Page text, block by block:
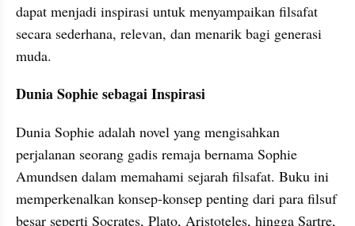
dapat menjadi inspirasi untuk menyampaikan filsafat
secara sederhana, relevan, dan menarik bagi generasi
muda.
Dunia Sophie sebagai Inspirasi
Dunia Sophie adalah novel yang mengisahkan
perjalanan seorang gadis remaja bernama Sophie
Amundsen dalam memahami sejarah filsafat. Buku ini
memperkenalkan konsep-konsep penting dari para filsuf
besar seperti Socrates, Plato, Aristoteles, hingga Sartre,